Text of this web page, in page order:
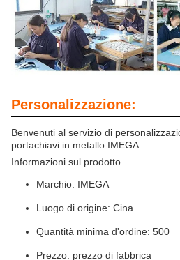
Personalizzazione:
Benvenuti al servizio di
portachiavi in metallo IMEGA
Informazioni sul prodotto
Marchio: IMEGA
Luogo di origine: Cina
Quantità minima d'ordine: 500
Prezzo: prezzo di fabbrica